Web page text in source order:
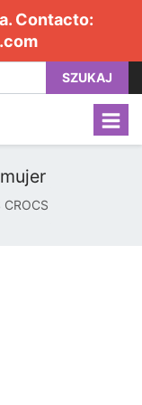
Contacto:
SZUKAJ
CROCS